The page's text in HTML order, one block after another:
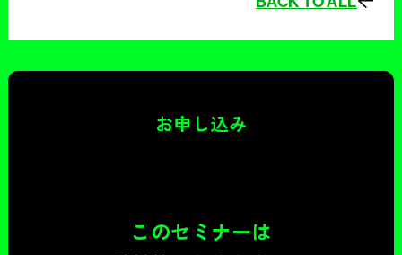
お申し込み
このセミナーは